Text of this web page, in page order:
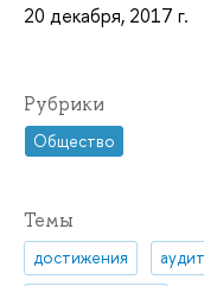
20 декабря, 2017 г.
Рубрики
Общество
Темы
достижения